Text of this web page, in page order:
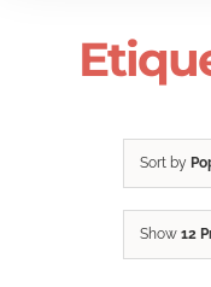
Sort by
Show 12